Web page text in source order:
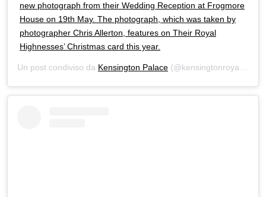
new photograph from their Wedding Reception at Frogmore
House on 19th May. The photograph, which was taken by
photographer Chris Allerton, features on Their Royal
Highnesses’ Christmas card this year.
Un post condiviso da Kensington Palace (@kensingtonroyal) in data: